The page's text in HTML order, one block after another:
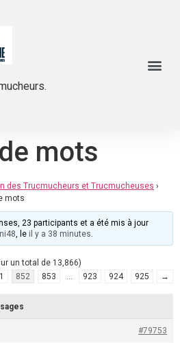
mots
des Trucmucheurs et Trucmucheuses ›
mots
23 participants et a été mis à jour
, le il y a 38 minutes.
un total de 13,866)
852 853 … 923 924 925 →
#79753